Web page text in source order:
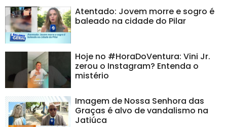
Atentado: Jovem morre e sogro é
baleado na cidade do Pilar
Hoje no #HoraDoVentura: Vini Jr.
zerou o Instagram? Entenda o
mistério
Imagem de Nossa Senhora das
Graças é alvo de vandalismo na
Jatiúca